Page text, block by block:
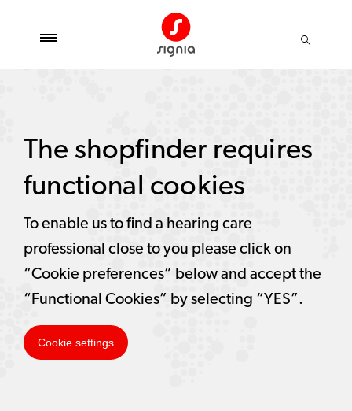
The shopfinder requires
functional cookies
To enable us to find a hearing care
professional close to you please click on
“Cookie preferences” below and accept the
“Functional Cookies” by selecting “YES”.
Cookie settings